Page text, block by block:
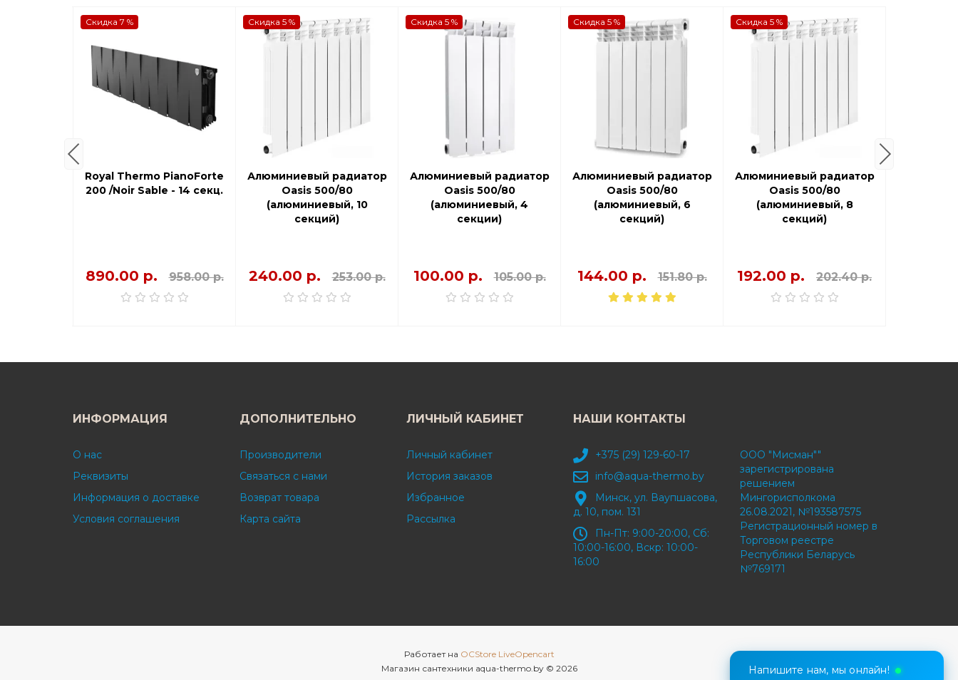
Скидка 7 %
Royal Thermo PianoForte
200 /Noir Sable - 14 секц.
890.00 р. 958.00 р.
Скидка 5 %
Алюминиевый радиатор
Oasis 500/80
(алюминиевый, 10
секций)
240.00 р. 253.00 р.
Скидка 5 %
Алюминиевый радиатор
Oasis 500/80
(алюминиевый, 4
секции)
100.00 р. 105.00 р.
Скидка 5 %
Алюминиевый радиатор
Oasis 500/80
(алюминиевый, 6
секций)
144.00 р. 151.80 р.
Скидка 5 %
Алюминиевый радиатор
Oasis 500/80
(алюминиевый, 8
секций)
192.00 р. 202.40 р.
ИНФОРМАЦИЯ
О нас
Реквизиты
Информация о доставке
Условия соглашения
ДОПОЛНИТЕЛЬНО
Производители
Связаться с нами
Возврат товара
Карта сайта
ЛИЧНЫЙ КАБИНЕТ
Личный кабинет
История заказов
Избранное
Рассылка
НАШИ КОНТАКТЫ
+375 (29) 129-60-17
info@aqua-thermo.by
Минск, ул. Ваупшасова,
д. 10, пом. 131
Пн-Пт: 9:00-20:00, Сб:
10:00-16:00, Вскр: 10:00-
16:00
ООО "Мисман""
зарегистрирована
решением
Мингорисполкома
26.08.2021, №193587575
Регистрационный номер в
Торговом реестре
Республики Беларусь
№769171
Работает на OCStore LiveOpencart
Магазин сантехники aqua-thermo.by © 2026
Напишите нам, мы онлайн!